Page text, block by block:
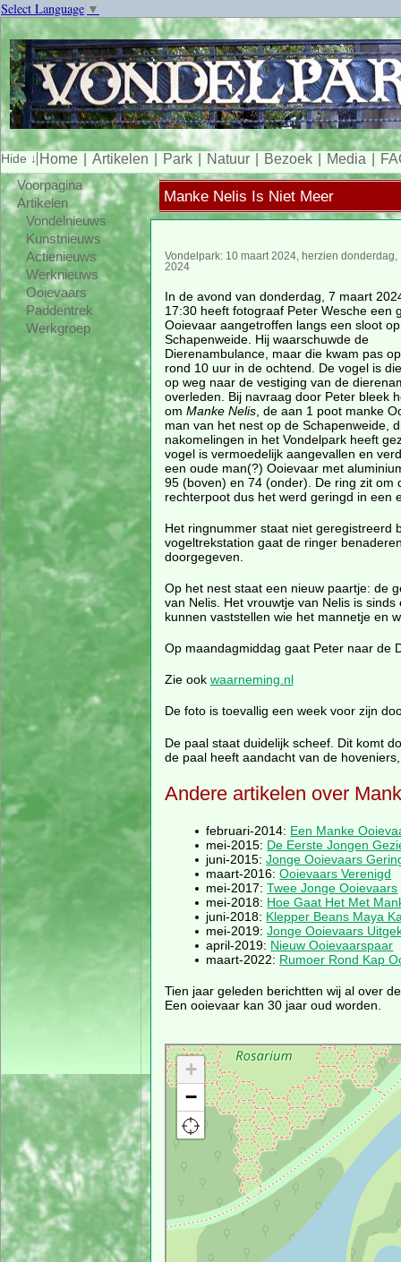
Select Language ▼
Home Artikelen Park Natuur Bezoek Media
Voorpagina
Artikelen
Vondelnieuws
Kunstnieuws
Actienieuws
Werknieuws
Ooievaars
Paddentrek
Werkgroep
Manke Nelis Is Niet Meer
Vondelpark: 10 maart 2024, herzien donderdag,
2024
In de avond van donderdag, 7 maart
17:30 heeft fotograaf Peter Wesche een
Ooievaar aangetroffen langs een sloot
Schapenweide. Hij waarschuwde de
Dierenambulance, maar die kwam pas
rond 10 uur in de ochtend. De vogel is
op weg naar de vestiging van de
overleden. Bij navraag door Peter bleek
om Manke Nelis, de aan 1 poot manke
man van het nest op de Schapenweide,
nakomelingen in het Vondelpark heeft
vogel is vermoedelijk aangevallen en
een oude man(?) Ooievaar met
95 (boven) en 74 (onder). De ring zit om
rechterpoot dus het werd geringd in een
Het ringnummer staat niet geregistreerd
vogeltrekstation gaat de ringer
doorgegeven.
Op het nest staat een nieuw paartje: de
van Nelis. Het vrouwtje van Nelis is
kunnen vaststellen wie het mannetje en
Op maandagmiddag gaat Peter naar de
Zie ook waarneming.nl
De foto is toevallig een week voor zijn
De paal staat duidelijk scheef. Dit komt
de paal heeft aandacht van de
Andere artikelen over
februari-2014: Een Manke
mei-2015: De Eerste Jongen
juni-2015:Jonge Ooievaars
maart-2016:Ooievaars Verenigd
mei-2017:Twee Jonge Ooievaars
mei-2018: Hoe Gaat Het Met
juni-2018: Klepper Beans Maya
mei-2019:Jonge Ooievaars
april-2019: Nieuw Ooievaarspaar
maart-2022: Rumoer Rond Kap
Tien jaar geleden berichtten wij al over
Een ooievaar kan 30 jaar oud worden.